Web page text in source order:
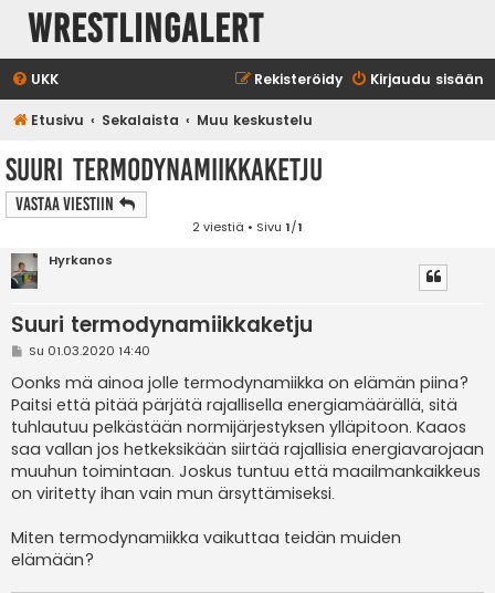
WrestlingAlert
UKK Kirjaudu sisään
Rekisteröidy
Etusivu Sekalaista Muu keskustelu
Suuri termodynamiikkaketju
Vastaa Viestiin
2 viestiä • Sivu 1/1
Hyrkanos
Suuri termodynamiikkaketju
V
e
s
t
i
Su 01.03.2020 14:40
Oonks mä ainoa jolle termodynamiikka on elämän piina?
Paitsi että pitää pärjätä rajallisella energiamäärällä, sitä
tuhlautuu pelkästään normijärjestyksen ylläpitoon. Kaaos
saa vallan jos hetkeksikään siirtää rajallisia energiavarojaan
muuhun toimintaan. Joskus tuntuu että maailmankaikkeus
on viritetty ihan vain mun ärsyttämiseksi.
Miten termodynamiikka vaikuttaa teidän muiden
elämään?